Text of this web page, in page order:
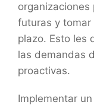
futuras y tomar
plazo. Esto les
las demandas
proactivas.
Implementar